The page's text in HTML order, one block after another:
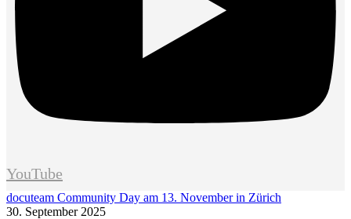
YouTube
docuteam Community Day am 13. November in Zürich
30. September 2025